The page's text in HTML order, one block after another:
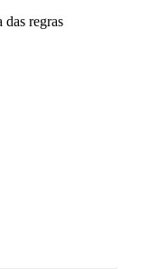
das regras